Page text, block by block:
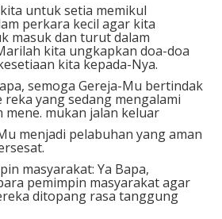
untuk setia memikul
perkara kecil agar kita
masuk dan turut dalam
kita ungkapkan doa-doa
kita kepada-Nya.
semoga Gereja-Mu bertindak
yang sedang mengalami
mene. mukan jalan keluar
menjadi pelabuhan yang aman
masyarakat: Ya Bapa,
pemimpin masyarakat agar
ditopang rasa tanggung